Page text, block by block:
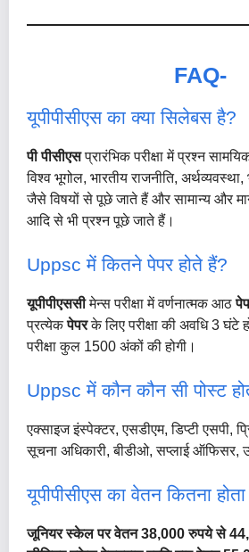
FAQ-
यूपीपीसीएस का क्या सिलेबस है?
पी पीसीएसप्रारंभिक परीक्षा में प्रश्न
विश्व भूगोल, भारतीय राजनीति,
जैसे विषयों से पूछे जाते हैं और सामान्य और
आदि से भी प्रश्न पूछे जाते हैं।
Uppsc में कितने पेपर होते हैं?
यूपीपीएससीमेन्स परीक्षा में वर्णनात्मक आठ
प्रत्येकपेपरके लिए परीक्षा की अवधि 3 घंटे
परीक्षा कुल 1500 अंकों की होगी।
Uppsc में कौन कौन सी पोस्ट
एक्साइज इंस्पेक्टर, एसडीएम, डिप्टी एसपी,
सूचना अधिकारी, बीडीओ, सप्लाई ऑफिसर,
यूपीपीसीएस का वेतन कितना
जूनियर स्केल पर वेतन 38,000 रुपये से